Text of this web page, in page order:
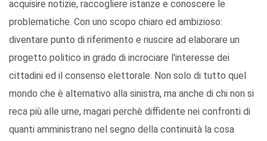
acquisire notizie, raccogliere istanze e conoscere le
problematiche. Con uno scopo chiaro ed ambizioso:
diventare punto di riferimento e riuscire ad elaborare un
progetto politico in grado di incrociare l'interesse dei
cittadini ed il consenso elettorale. Non solo di tutto quel
mondo che è alternativo alla sinistra, ma anche di chi non si
reca più alle urne, magari perchè diffidente nei confronti di
quanti amministrano nel segno della continuità la cosa